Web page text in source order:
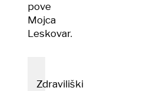
pove
Mojca
Leskovar.
Zdraviliški